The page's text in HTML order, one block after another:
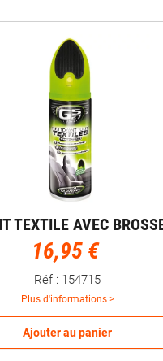
votre
complet de votre habitacle,
& moquettes à d’autres
plastiques,nettoyant cuir
choisissez un nettoyant
pour un intérieur
après kilomètre.
TEXTILE AVEC
16,95 €
Réf : 154715
Plus d'informations >
Ajouter au panier